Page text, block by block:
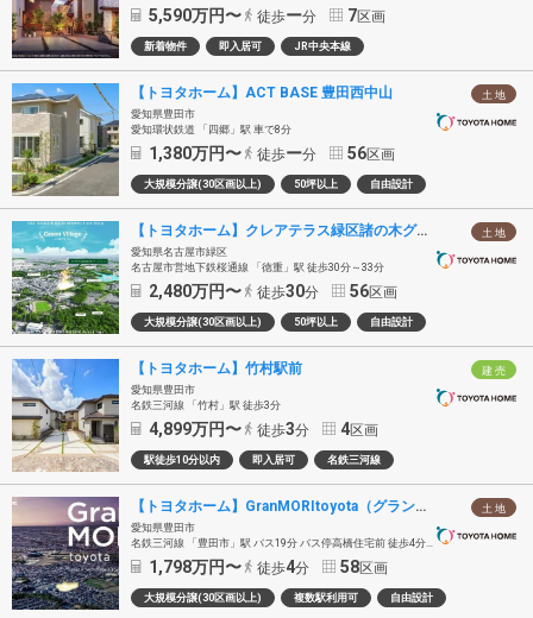
5,590万円〜 徒歩ー分 7区画
新着物件 即入居可 JR中央本線
土 地
【トヨタホーム】ACT BASE 豊田西中山
愛知県豊田市
愛知環状鉄道 「四郷」駅 車で8分
1,380万円〜 徒歩ー分 56区画
大規模分譲(30区画以上) 50坪以上 自由設計
土 地
【トヨタホーム】クレアテラス緑区諸の木グリーンヴィレッジ
愛知県名古屋市緑区
名古屋市営地下鉄桜通線 「徳重」駅 徒歩30分～33分
2,480万円〜 徒歩30分 56区画
大規模分譲(30区画以上) 50坪以上 自由設計
建 売
【トヨタホーム】竹村駅前
愛知県豊田市
名鉄三河線 「竹村」駅 徒歩3分
4,899万円〜 徒歩3分 4区画
駅徒歩10分以内 即入居可 名鉄三河線
土 地
【トヨタホーム】GranMORItoyota（グランモリ トヨタ）
愛知県豊田市
名鉄三河線 「豊田市」駅 バス19分 バス停高橋住宅前 徒歩4分～7分
1,798万円〜 徒歩4分 58区画
大規模分譲(30区画以上) 複数駅利用可 自由設計